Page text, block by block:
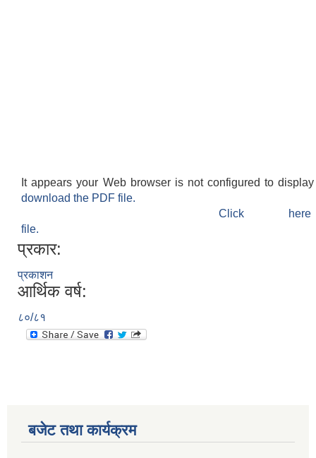
It appears your Web browser is not configured to
download the PDF file.
Click
file.
प्रकार:
प्रकाशन
आर्थिक वर्ष:
८०/८१
बजेट तथा कार्यक्रम